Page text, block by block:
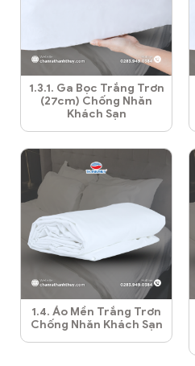
1.3.1. Ga Bọc Trắng Trơn
(27cm) Chống Nhăn
Khách Sạn
1.4. Áo Mền Trắng Trơn
Chống Nhăn Khách Sạn